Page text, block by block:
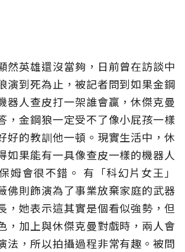
然英雄還沒當夠，日前曾在訪談中
演到死為止，被記者問到如果金鋼
器人查皮打一架誰會贏，休傑克曼
，金鋼狼一定受不了像小屁孩一樣
好的教訓他一頓。現實生活中，休
如果能有一具像查皮一樣的機器人
姆會很不錯。 有「科幻片女王」
佛則飾演為了事業放棄家庭的武器
，她表示這其實是個看似強勢，但
，加上與休傑克曼對戲時，兩人會
法，所以拍攝過程非常有趣。被問